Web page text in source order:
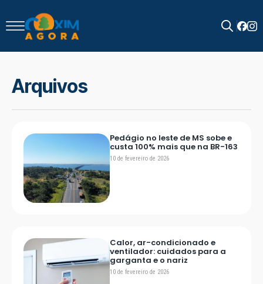
for:
Arquivos
Pedágio no leste de MS sobe e
custa 100% mais que na BR-163
10 de fevereiro de 2026
Calor, ar-condicionado e
ventilador: cuidados para a
garganta e o nariz
10 de fevereiro de 2026